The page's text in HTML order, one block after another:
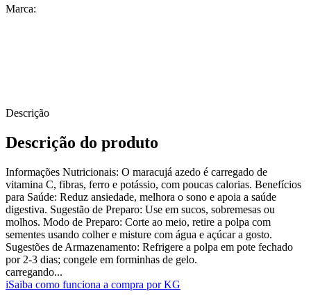
Marca:
Descrição
Descrição do produto
Informações Nutricionais: O maracujá azedo é carregado de
vitamina C, fibras, ferro e potássio, com poucas calorias. Benefícios
para Saúde: Reduz ansiedade, melhora o sono e apoia a saúde
digestiva. Sugestão de Preparo: Use em sucos, sobremesas ou
molhos. Modo de Preparo: Corte ao meio, retire a polpa com
sementes usando colher e misture com água e açúcar a gosto.
Sugestões de Armazenamento: Refrigere a polpa em pote fechado
por 2-3 dias; congele em forminhas de gelo.
carregando...
iSaiba como funciona a compra por KG